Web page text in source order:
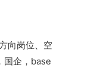
向岗位、空
国企，base